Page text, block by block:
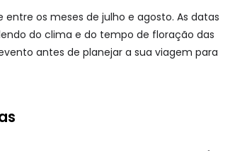
os meses de julho e agosto. As datas
do clima e do tempo de floração das
antes de planejar a sua viagem para